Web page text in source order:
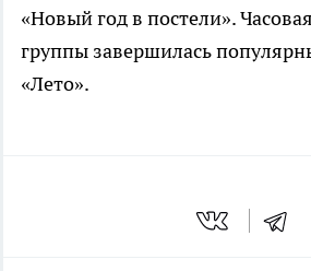
«Новый год в постели».
группы завершилась
«Лето».